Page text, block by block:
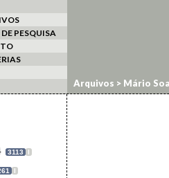
PESQUISA
3113 I
I
Arquivos > Mário